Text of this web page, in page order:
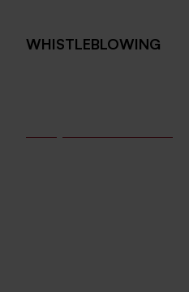
WHISTLEBLOWING